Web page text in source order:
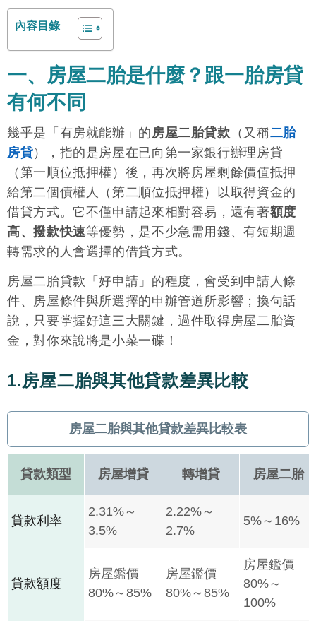
內容目錄
一、房屋二胎是什麼？跟一胎房貸
有何不同
幾乎是「有房就能辦」的 房屋二胎貸款 （又稱二胎
房貸），指的是房屋在已向第一家銀行辦理房貸
（第一順位抵押權）後，再次將房屋剩餘價值抵押
給第二個債權人（第二順位抵押權）以取得資金的
借貸方式。它不僅申請起來相對容易，還有著額度
高、撥款快速等優勢，是不少急需用錢、有短期週
轉需求的人會選擇的借貸方式。
房屋二胎貸款「好申請」的程度，會受到申請人條
件、房屋條件與所選擇的申辦管道所影響；換句話
說，只要掌握好這三大關鍵，過件取得房屋二胎資
金，對你來說將是小菜一碟！
1.房屋二胎與其他貸款差異比較
房屋二胎與其他貸款差異比較表
貸款類型 房屋增貸 轉增貸 房屋二胎
貸款利率
2.31%～
3.5%
2.22%～
2.7%
5%～16%
貸款額度
房屋鑑價
80%～85%
房屋鑑價
80%～85%
房屋鑑價
80%～
100%